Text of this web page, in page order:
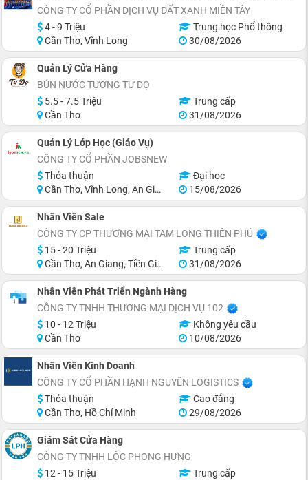
CÔNG TY CỔ PHẦN DỊCH VỤ ĐẤT XANH MIỀN TÂY
4 - 9 Triệu
Trung học Phổ thông
Cần Thơ, Vĩnh Long
30/08/2026
Quản Lý Cửa Hàng
BÚN NƯỚC TƯƠNG TƯ DỌ
5.5 - 7.5 Triệu
Trung cấp
Cần Thơ
31/08/2026
Quản Lý Lớp Học (Giáo Vụ)
CÔNG TY CỔ PHẦN JOBSNEW
Thỏa thuận
Đại học
Cần Thơ, Vĩnh Long, An Giang, Hậu Giang, Sóc Trăng
15/08/2026
Nhân Viên Sale
CÔNG TY CP THƯƠNG MẠI TAM LONG THIÊN PHÚ
15 - 20 Triệu
Trung cấp
Cần Thơ, An Giang, Tiền Giang, Sóc Trăng, Trà Vinh, Long An
31/08/2026
Nhân Viên Phát Triển Ngành Hàng
CÔNG TY TNHH THƯƠNG MẠI DỊCH VỤ 102
10 - 12 Triệu
Không yêu cầu
Cần Thơ
10/08/2026
Nhân Viên Kinh Doanh
CÔNG TY CỔ PHẦN HẠNH NGUYÊN LOGISTICS
Thỏa thuận
Cao đẳng
Cần Thơ, Hồ Chí Minh
29/08/2026
Giám Sát Cửa Hàng
CÔNG TY TNHH LỘC PHONG HƯNG
12 - 15 Triệu
Trung cấp